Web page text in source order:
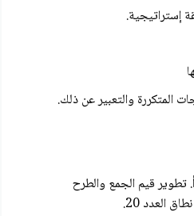
أ. تطوير قيم الجمع والطرح
العدد 20.